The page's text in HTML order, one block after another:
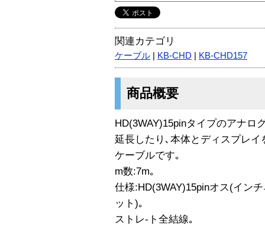
関連カテゴリ
ケーブル KB-CHD KB-CHD157
商品概要
HD(3WAY)15pinタイプのアナロ
延長したり､本体とディスプレ
ケーブルです｡
m数:7m｡
仕様:HD(3WAY)15pinオス(イン
ット)｡
ストレ-ト全結線｡